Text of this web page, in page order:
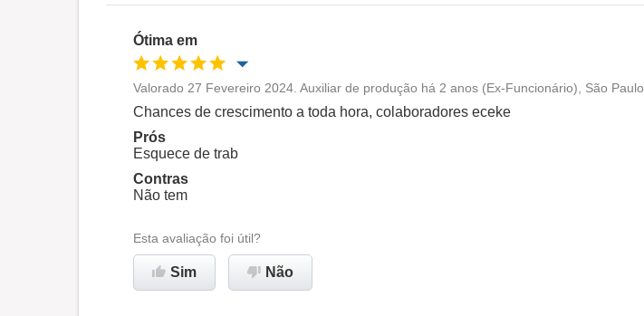
Ótima em
Oportunidade de promoção
Ambiente de trabalho
Conciliação com a vida familiar
Recomenda esta empresa
Valorado 27 Fevereiro 2024. Auxiliar de produção há 2 anos (Ex-Funcionário), São Paulo
Chances de crescimento a toda hora, colaboradores eceke
Prós
Esquece de trab
Contras
Não tem
Esta avaliação foi útil?
Sim Não